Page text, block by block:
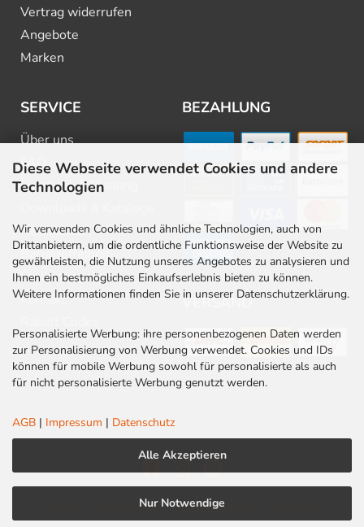
Diese Webseite verwendet Cookies und andere
Technologien
Wir verwenden Cookies und ähnliche Technologien, auch von
Drittanbietern, um die ordentliche Funktionsweise der Website zu
gewährleisten, die Nutzung unseres Angebotes zu analysieren und
Ihnen ein bestmögliches Einkaufserlebnis bieten zu können.
Weitere Informationen finden Sie in unserer Datenschutzerklärung.
Personalisierte Werbung: ihre personenbezogenen Daten werden
zur Personalisierung von Werbung verwendet. Cookies und IDs
können für mobile Werbung sowohl für personalisierte als auch
für nicht personalisierte Werbung genutzt werden.
AGB | Impressum | Datenschutz
Alle Akzeptieren
Nur Notwendige
Vertrag widerrufen
Angebote
Marken
SERVICE
Über uns
FAQ
Beratung & Planung
Newsletter
Barrierefreiheit
Stellenangebote
Kontakt
BEZAHLUNG
VERSAND
Impressum | Datenschutz